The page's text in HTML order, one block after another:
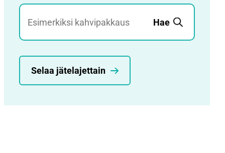
Jätehaku
Hae
Selaa jätelajettain